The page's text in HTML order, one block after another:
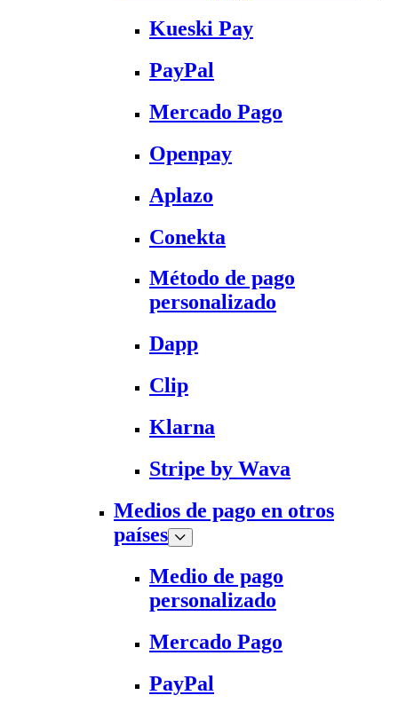
Kueski Pay
PayPal
Mercado Pago
Openpay
Aplazo
Conekta
Método de pago
personalizado
Dapp
Clip
Klarna
Stripe by Wava
Medios de pago en otros
países
Medio de pago
personalizado
Mercado Pago
PayPal